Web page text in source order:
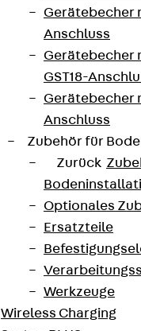
Gerätebecher
Anschluss
Gerätebecher
GST18-
Gerätebecher
Anschluss
Zubehör für
Zurück
Optionales
Ersatzteile
Werkzeuge
Wireless Charging